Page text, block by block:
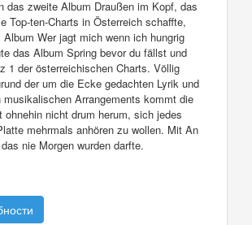
das zweite Album Draußen im Kopf, das
Top-ten-Charts in Österreich schaffte,
Wer jagt mich wenn ich hungrig
das Album Spring bevor du fällst und
1 der österreichischen Charts. Völlig
der um die Ecke gedachten Lyrik und
musikalischen Arrangements kommt die
ohnehin nicht drum herum, sich jedes
mehrmals anhören zu wollen. Mit An
nie Morgen wurden darfte.